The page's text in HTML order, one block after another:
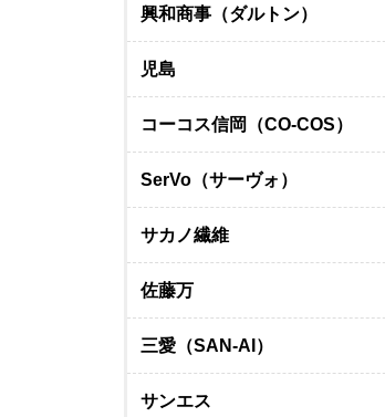
興和商事（ダルトン）
児島
コーコス信岡（CO-COS）
SerVo（サーヴォ）
サカノ繊維
佐藤万
三愛（SAN-AI）
サンエス